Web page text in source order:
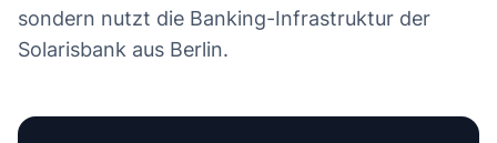
sondern nutzt die Banking-Infrastruktur der
Solarisbank aus Berlin.